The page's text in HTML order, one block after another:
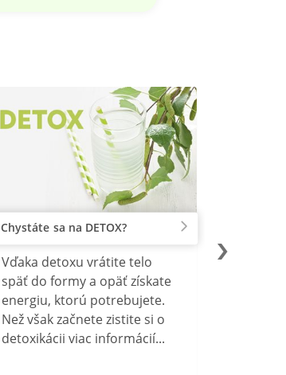
Chystáte sa na DETOX?
Vďaka detoxu vrátite telo
späť do formy a opäť získate
energiu, ktorú potrebujete.
Než však začnete zistite si o
detoxikácii viac informácií...